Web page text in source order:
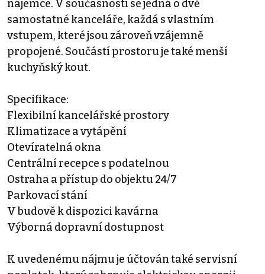
nájemce. V současnosti se jedná o dvě
samostatné kanceláře, každá s vlastním
vstupem, které jsou zároveň vzájemně
propojené. Součástí prostoru je také menší
kuchyňský kout.
Specifikace:
Flexibilní kancelářské prostory
Klimatizace a vytápění
Otevíratelná okna
Centrální recepce s podatelnou
Ostraha a přístup do objektu 24/7
Parkovací stání
V budově k dispozici kavárna
Výborná dopravní dostupnost
K uvedenému nájmu je účtován také servisní